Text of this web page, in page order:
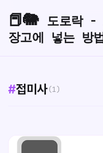
📕🐘 도로락 -
장고에 넣는 방
#접미사(1)